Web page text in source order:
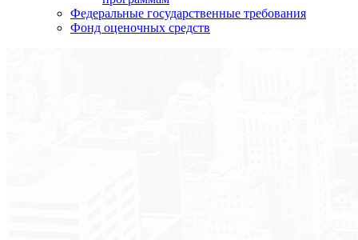
Федеральные государственные требования
Фонд оценочных средств